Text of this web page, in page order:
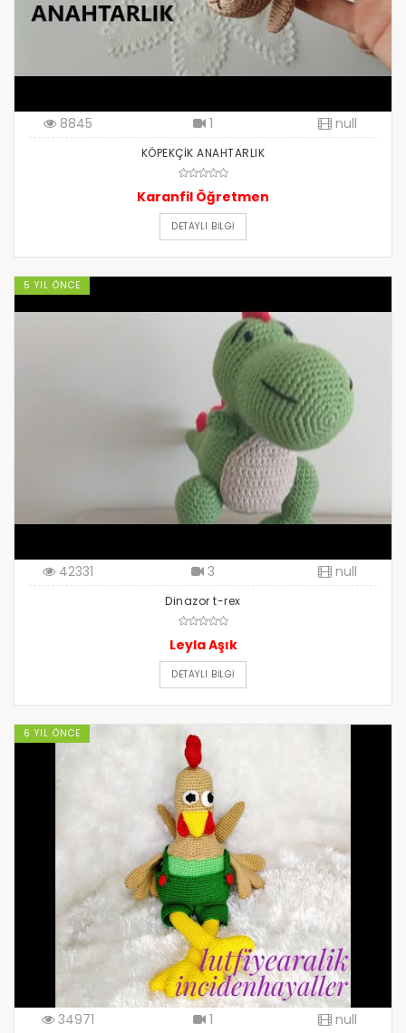
8845 1 null
KÖPEKÇİK ANAHTARLIK
Karanfil Öğretmen
DETAYLI BILGI
5 YIL ÖNCE
42331 3 null
Dinazor t-rex
Leyla Aşık
DETAYLI BILGI
6 YIL ÖNCE
34971 1 null